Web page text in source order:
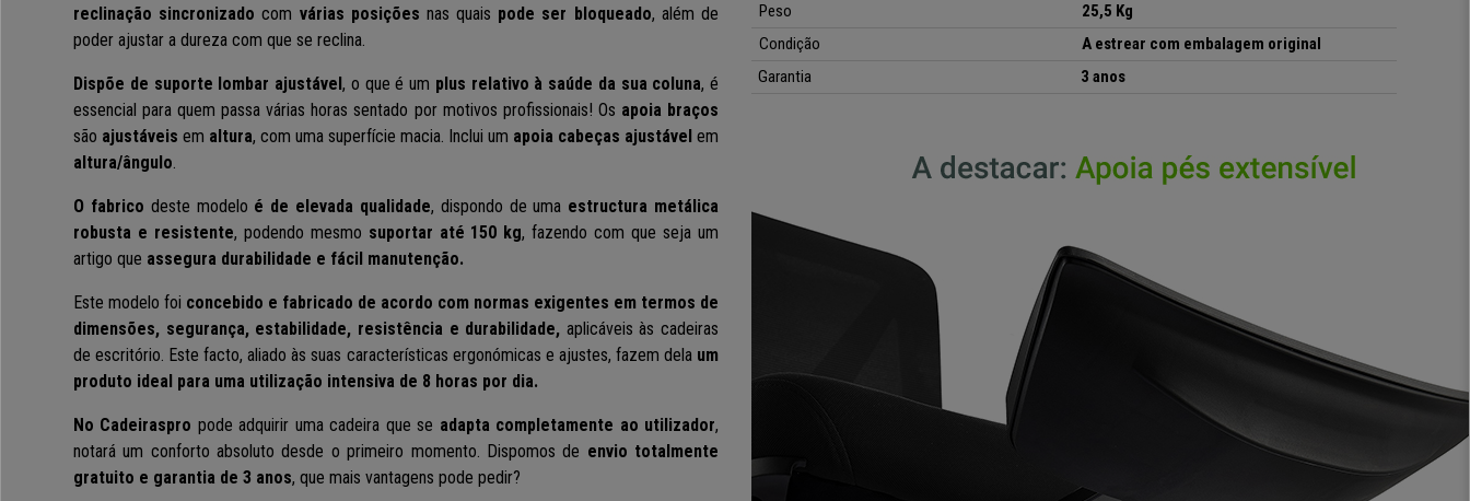
reclinação sincronizado com várias posições nas quais pode ser bloqueado, além de
poder ajustar a dureza com que se reclina.
Dispõe de suporte lombar ajustável, o que é um plus relativo à saúde da sua coluna, é
essencial para quem passa várias horas sentado por motivos profissionais! Os apoia braços
são ajustáveis em altura, com uma superfície macia. Inclui um apoia cabeças ajustável em
altura/ângulo.
O fabrico deste modelo é de elevada qualidade, dispondo de uma estructura metálica
robusta e resistente, podendo mesmo suportar até 150 kg, fazendo com que seja um
artigo que assegura durabilidade e fácil manutenção.
Este modelo foi concebido e fabricado de acordo com normas exigentes em termos de
dimensões, segurança, estabilidade, resistência e durabilidade, aplicáveis às cadeiras
de escritório. Este facto, aliado às suas características ergonómicas e ajustes, fazem delaum
produto ideal para uma utilização intensiva de 8 horas por dia.
No Cadeiraspro pode adquirir uma cadeira que se adapta completamente ao utilizador,
notará um conforto absoluto desde o primeiro momento. Dispomos de envio totalmente
gratuito e garantia de 3 anos, que mais vantagens pode pedir?
Peso
25,5 Kg
Condição
A estrear com embalagem original
Garantia
3 anos